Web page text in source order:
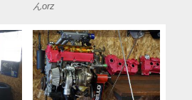
んorz